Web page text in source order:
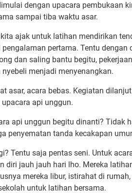
dengan upacara pembukaan
sampai tiba waktu asar.
ajak untuk latihan mendirikan
pertama. Tentu
dan saling bantu begitu,
nyebeli menjadi menyenangkan.
asar, acara bebas. Kegiatan
api unggun.
api unggun begitu dinanti? Tidak
penyematan tanda kecakapan
Tentu saja pentas seni. Untuk
diri jauh jauh hari lho. Mereka
mereka libur, istirahat di
untuk latihan bersama.